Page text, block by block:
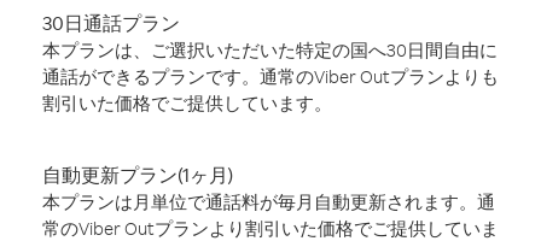
30日通話プラン
本プランは、ご選択いただいた特定の国へ30日間自由に
通話ができるプランです。通常のViber Outプランよりも
割引いた価格でご提供しています。
自動更新プラン(1ヶ月)
本プランは月単位で通話料が毎月自動更新されます。通
常のViber Outプランより割引いた価格でご提供していま